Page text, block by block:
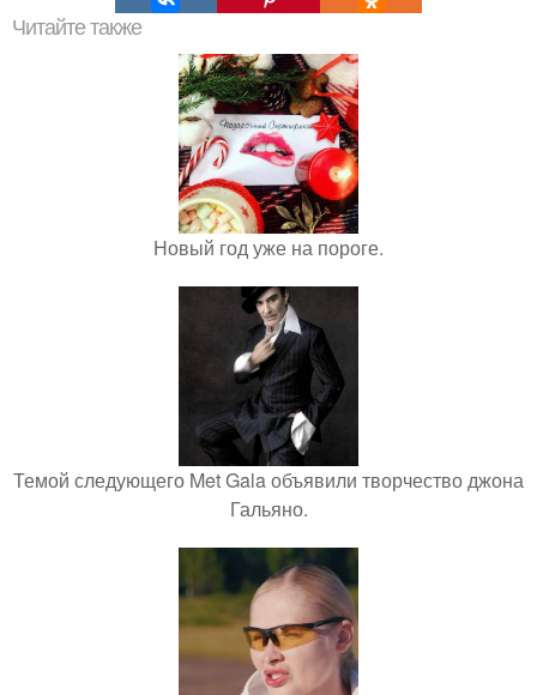
Читайте также
Новый год уже на пороге.
Темой следующего Met Gala объявили творчество джона
Гальяно.